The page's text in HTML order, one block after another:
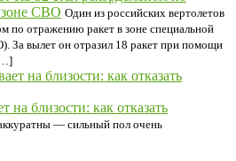
зоне СВО Один из российских вертолетов
по отражению ракет в зоне специальной
За вылет он отразил 18 ракет при помощи
на близости: как отказать
— сильный пол очень